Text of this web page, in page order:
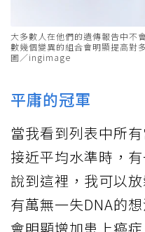
大多數人在他們的遺傳報告中不
數幾個變異的組合會明顯提高對
圖／ingimage
平庸的冠軍
當我看到列表中所
接近平均水準時，
說到這裡，我可以
有萬無一失DNA的